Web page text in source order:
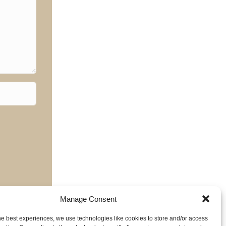
Manage Consent
best experiences, we use technologies like cookies to store and/or access